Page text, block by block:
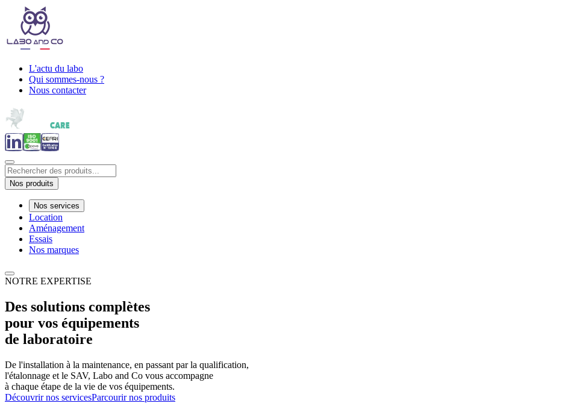
L'actu du labo
Qui sommes-nous ?
Nous contacter
Nos produits
Nos services
Location
Aménagement
Essais
Nos marques
NOTRE EXPERTISE
Des solutions complètes
pour vos équipements
de laboratoire
De l'installation à la maintenance, en passant par la qualification,
l'étalonnage et le SAV, Labo and Co vous accompagne
à chaque étape de la vie de vos équipements.
Découvrir nos servicesParcourir nos produits